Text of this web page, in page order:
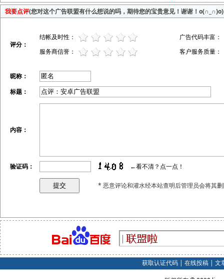
我要点评(您对这个广告联盟有什么想说的吗，期待您的宝贵意见！谢谢！o(∩_∩)o)
评分：
结帐及时性：
广告代码丰富：
服务商信誉：
客户服务质量：
昵称：
标题：
内容：
验证码： ←看不清？点一点！
* 恶意评论和灌水经本站查明后管理员会将其
获取认证代码| 在线投稿| 文